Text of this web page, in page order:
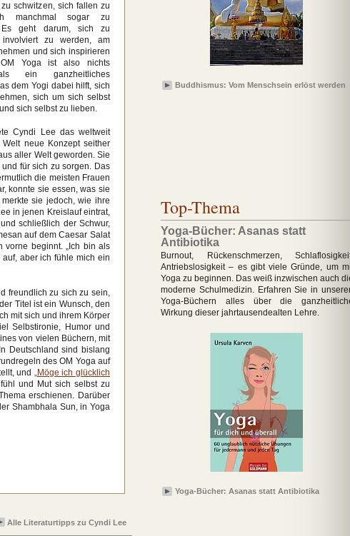
schwitzen, sich fallen zu
manchmal sogar zu
Es geht darum, sich zu
involviert zu werden, am
und sich inspirieren
Yoga ist also nichts
ein ganzheitliches
dem Yogi dabei hilft, sich
sich um sich selbst
sich selbst zu lieben.
Cyndi Lee das weltweit
neue Konzept seither
aller Welt geworden. Sie
für sich zu sorgen. Das
die meisten Frauen
konnte sie essen, was sie
sie jedoch, wie ihre
in jenen Kreislauf eintrat,
schließlich der Schwur,
auf dem Caesar Salat
vorne beginnt. „Ich bin als
aber ich fühle mich ein
freundlich zu sich zu sein,
Titel ist ein Wunsch, den
mit sich und ihrem Körper
Selbstironie, Humor und
von vielen Büchern, mit
Deutschland sind bislang
des OM Yoga auf
und „Möge ich glücklich
und Mut sich selbst zu
erschienen. Darüber
Shambhala Sun, in Yoga
Alle Literaturtipps zu Cyndi Lee
Buddhismus: Vom Menschsein erlöst werden
Top-Thema
Yoga-Bücher: Asanas statt
Antibiotika
Burnout, Rückenschmerzen,
Antriebslosigkeit – es gibt viele Gründe, um
Yoga zu beginnen. Das weiß inzwischen auch
moderne Schulmedizin. Erfahren Sie in
Yoga-Büchern alles über die
Wirkung dieser jahrtausendealten Lehre.
Yoga-Bücher: Asanas statt Antibiotika